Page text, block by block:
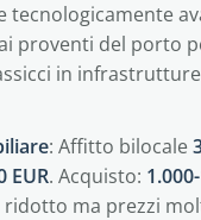
tecnologicamente
proventi del porto
in
: Affitto bilocale
EUR. Acquisto:
ma prezzi